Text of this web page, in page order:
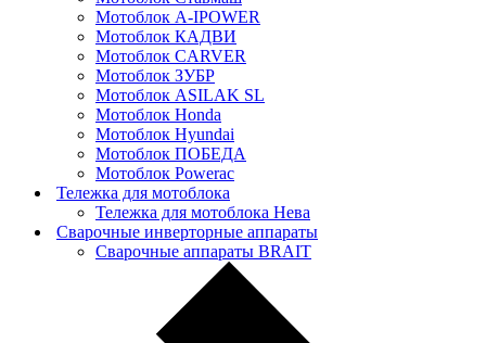
Мотоблок A-IPOWER
Мотоблок КАДВИ
Мотоблок CARVER
Мотоблок ЗУБР
Мотоблок ASILAK SL
Мотоблок Нonda
Мотоблок Нyundai
Мотоблок ПОБЕДА
Мотоблок Powerac
Тележка для мотоблока
Тележка для мотоблока Нева
Сварочные инверторные аппараты
Сварочные аппараты BRAIT